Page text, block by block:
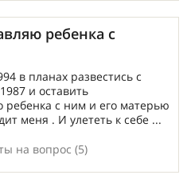
ребенка с
в планах развестись с
и оставить
ребенка с ним и его матерью
меня . И улететь к себе ...
на вопрос (5)